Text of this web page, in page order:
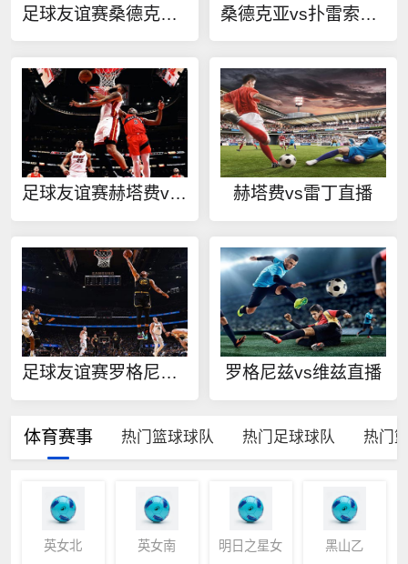
足球友谊赛桑德克亚vs扑雷索夫在线观看 桑德克亚vs扑雷索夫直播
足球友谊赛赫塔费vs雷丁在线观看 赫塔费vs雷丁直播
足球友谊赛罗格尼兹vs维兹在线观看 罗格尼兹vs维兹直播
体育赛事 热门篮球球队 热门足球球队 热门
英女北 英女南 明日之星女 黑山乙